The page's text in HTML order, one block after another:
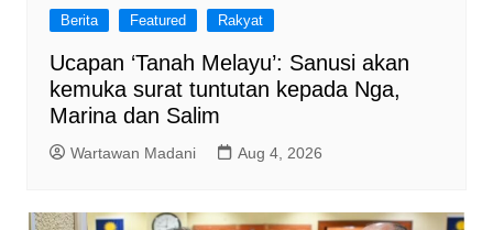
Berita Featured Rakyat
Ucapan ‘Tanah Melayu’: Sanusi akan
kemuka surat tuntutan kepada Nga,
Marina dan Salim
Wartawan Madani Aug 4, 2026